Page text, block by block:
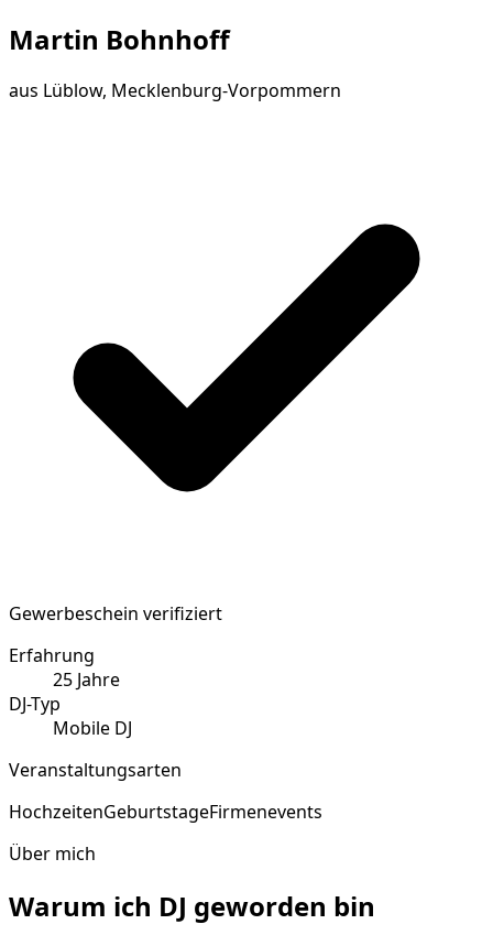
Martin Bohnhoff
aus Lüblow, Mecklenburg-Vorpommern
Gewerbeschein verifiziert
Erfahrung
25 Jahre
DJ-Typ
Mobile DJ
Veranstaltungsarten
HochzeitenGeburtstageFirmenevents
Über mich
Warum ich DJ geworden bin